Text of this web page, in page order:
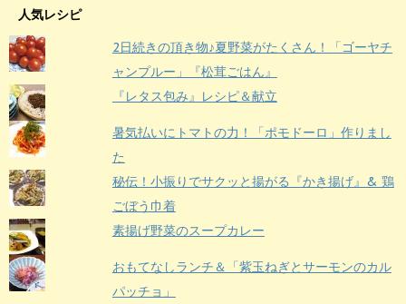
人気レシピ
2日続きの頂き物♪夏野菜がたくさん！「ゴーヤチ
ャンプルー」『松茸ごはん』
『レタス包み』レシピ＆献立
暑気払いにトマトの力！「ポモドーロ」作りまし
た
秘伝！小振りでサクッと揚がる『かき揚げ』& 鶏
ごぼう巾着
素揚げ野菜のスープカレー
おもてなしランチ＆「紫玉ねぎとサーモンのカル
パッチョ」